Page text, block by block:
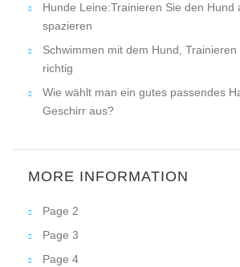
Hunde Leine:Trainieren Sie den Hund
spazieren
Schwimmen mit dem Hund,
richtig
Wie wählt man ein gutes passendes
Geschirr aus?
MORE INFORMATION
Page 2
Page 3
Page 4